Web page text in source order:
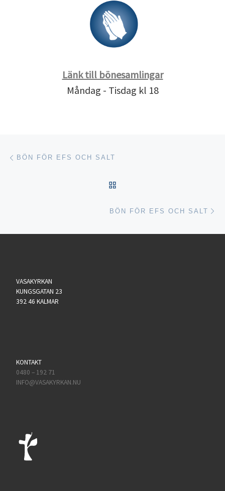
Länk till bönesamlingar
Måndag - Tisdag kl 18
Inläggsnavigering
BÖN FÖR EFS OCH SALT
BÖN FÖR EFS OCH SALT
VASAKYRKAN
KUNGSGATAN 23
392 46 KALMAR
KONTAKT
0480 – 192 71
INFO@VASAKYRKAN.NU